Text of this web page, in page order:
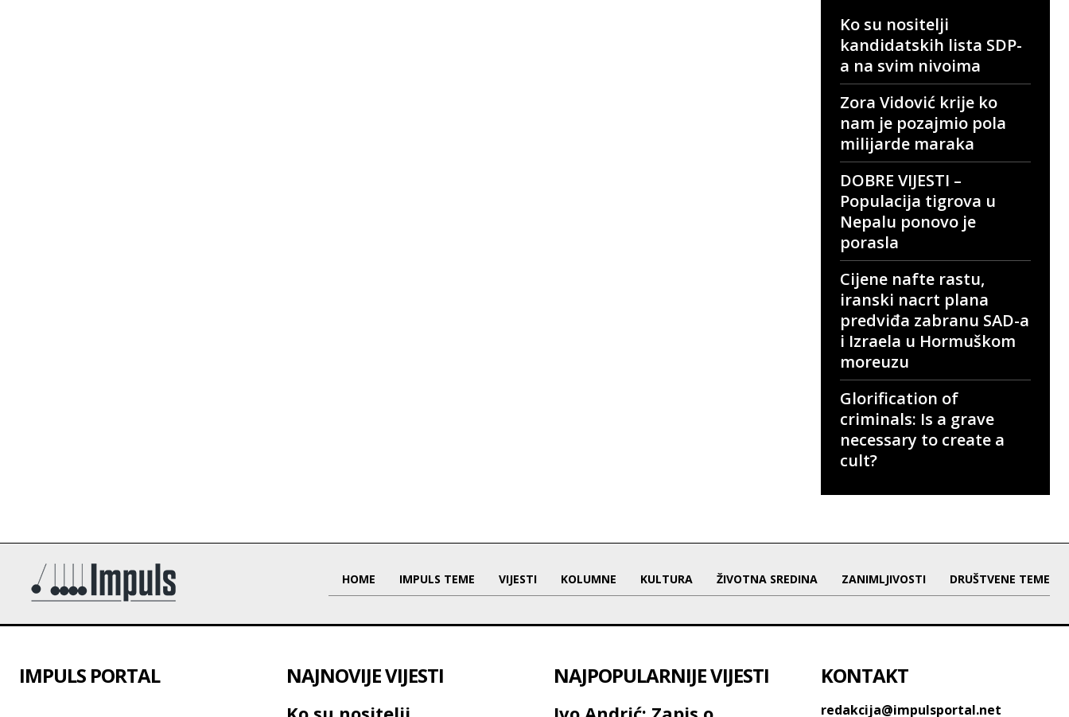
Ko su nositelji
kandidatskih lista SDP-
a na svim nivoima
Zora Vidović krije ko
nam je pozajmio pola
milijarde maraka
DOBRE VIJESTI –
Populacija tigrova u
Nepalu ponovo je
porasla
Cijene nafte rastu,
iranski nacrt plana
predviđa zabranu SAD-a
i Izraela u Hormuškom
moreuzu
Glorification of
criminals: Is a grave
necessary to create a
cult?
HOME IMPULS TEME VIJESTI KOLUMNE KULTURA ŽIVOTNA SREDINA ZANIMLJIVOSTI DRUŠTVENE TEME
IMPULS PORTAL NAJNOVIJE VIJESTI NAJPOPULARNIJE VIJESTI KONTAKT
redakcija@impulsportal.net